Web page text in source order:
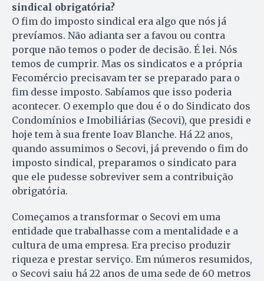
sindical obrigatória?
O fim do imposto sindical era algo que nós já
prevíamos. Não adianta ser a favou ou contra
porque não temos o poder de decisão. É lei. Nós
temos de cumprir. Mas os sindicatos e a própria
Fecomér­cio precisavam ter se preparado para o
fim desse imposto. Sabía­mos que isso poderia
acontecer. O exemplo que dou é o do Sindicato dos
Condomínios e Imobiliárias (Secovi), que presidi e
hoje tem à sua frente Ioav Blanche. Há 22 anos,
quando assumimos o Secovi, já prevendo o fim do
imposto sindical, preparamos o sindicato para
que ele pudesse sobreviver sem a contribuição
obrigatória.
Começamos a transformar o Secovi em uma
entidade que trabalhasse com a mentalidade e a
cultura de uma empresa. Era preciso pro­duzir
riqueza e prestar serviço. Em números resumidos,
o Secovi saiu há 22 anos de uma sede de 60 metros